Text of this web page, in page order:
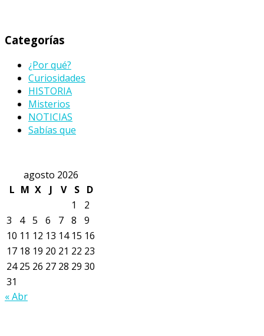
Categorías
¿Por qué?
Curiosidades
HISTORIA
Misterios
NOTICIAS
Sabías que
agosto 2026
L M X J V S
D
1
2
3
4 5 6 7 8
9
10 11 12 13 14 15 16
17 18 19 20 21 22 23
24 25 26 27 28 29 30
31
« Abr